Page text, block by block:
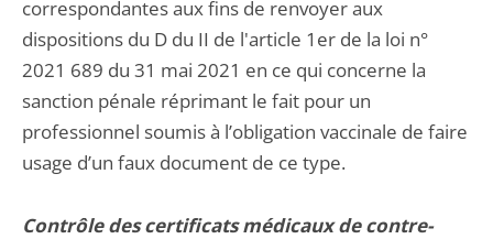
correspondantes aux fins de renvoyer aux
dispositions du D du II de l'article 1er de la loi n°
2021 689 du 31 mai 2021 en ce qui concerne la
sanction pénale réprimant le fait pour un
professionnel soumis à l’obligation vaccinale de faire
usage d’un faux document de ce type.
Contrôle des certificats médicaux de contre-